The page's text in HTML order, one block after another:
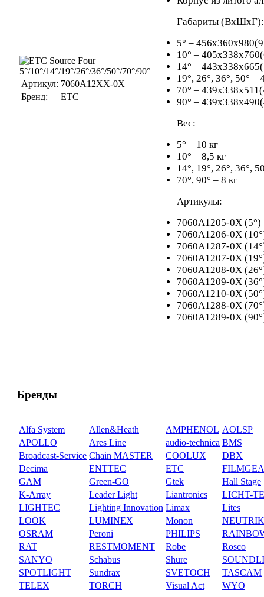
Артикул: 7060A12XX-0X
Бренд:
ETC
Габариты (ВхШхГ):
5° –
10° –
14° –
19°, 26°, 36°, 50°
70° –
90° –
Вес:
5° – 10 кг
10° – 8,5 кг
14°, 19°, 26°, 36°,
70°, 90° – 8 кг
Артикулы:
7060A1205-0X (5°)
7060A1206-0X
7060A1287-0X
7060A1207-0X
7060A1208-0X
7060A1209-0X
7060A1210-0X
7060A1288-0X
7060A1289-0X
Бренды
Alfa System Allen&Heath AMPHENOL AOLSP
APOLLO
Ares Line audio-technica BMS
Broadcast-Service Chain MASTER COOLUX
DBX
Decima
ENTTEC ETC
GAM
Green-GO Gtek
Hall Stage
K-Array
Leader Light Liantronics
LICHT-
LIGHTEC
Lighting Innovation Limax
Lites
LOOK
LUMINEX Monon
NEUTRIK
OSRAM
Peroni PHILIPS
RAT
RESTMOMENT Robe
Rosco
SANYO
Schabus Shure
SPOTLIGHT
Sundrax SVETOCH
TASCAM
TELEX
TORCH Visual Act WYO